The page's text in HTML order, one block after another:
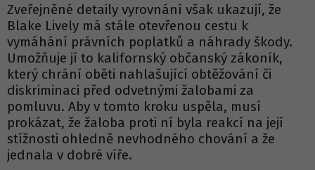
Zveřejněné detaily vyrovnání však ukazují, že
Blake Lively má stále otevřenou cestu k
vymáhání právních poplatků a náhrady škody.
Umožňuje jí to kalifornský občanský zákoník,
který chrání oběti nahlašující obtěžování či
diskriminaci před odvetnými žalobami za
pomluvu. Aby v tomto kroku uspěla, musí
prokázat, že žaloba proti ní byla reakcí na její
stížnosti ohledně nevhodného chování a že
jednala v dobré víře.